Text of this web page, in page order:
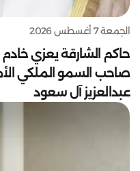
الجمعة 7 أغسطس 2026
حاكم الشارقة يعزي خادم
صاحب السمو الملكي
عبدالعزيز آل سعود